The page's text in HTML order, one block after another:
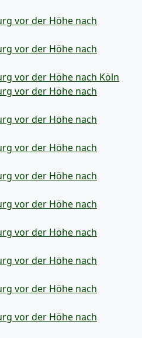
vor der Höhe nach
vor der Höhe nach
vor der Höhe nach Köln
vor der Höhe nach
vor der Höhe nach
vor der Höhe nach
vor der Höhe nach
vor der Höhe nach
vor der Höhe nach
vor der Höhe nach
vor der Höhe nach
vor der Höhe nach